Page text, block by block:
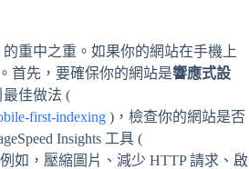
的重中之重。如果你的網站在手機上
首先，要確保你的網站是響應式設
最佳做法 (
first-indexing )，檢查你的網站是否
Insights 工具 (
如，壓縮圖片、減少 HTTP 請求、啟